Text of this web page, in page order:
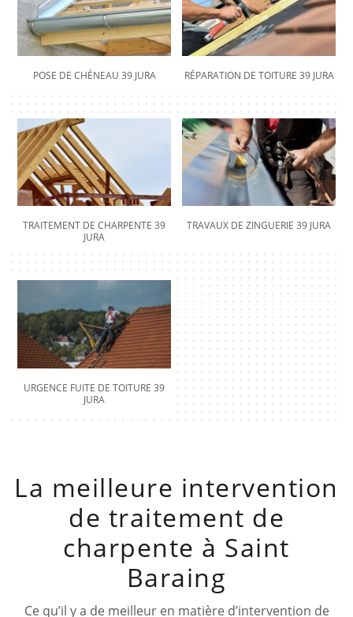
POSE DE CHÉNEAU 39 JURA RÉPARATION DE TOITURE 39 JURA
TRAITEMENT DE CHARPENTE 39
JURA
TRAVAUX DE ZINGUERIE 39 JURA
URGENCE FUITE DE TOITURE 39
JURA
La meilleure intervention
de traitement de
charpente à Saint
Baraing
Ce qu’il y a de meilleur en matière d’intervention de